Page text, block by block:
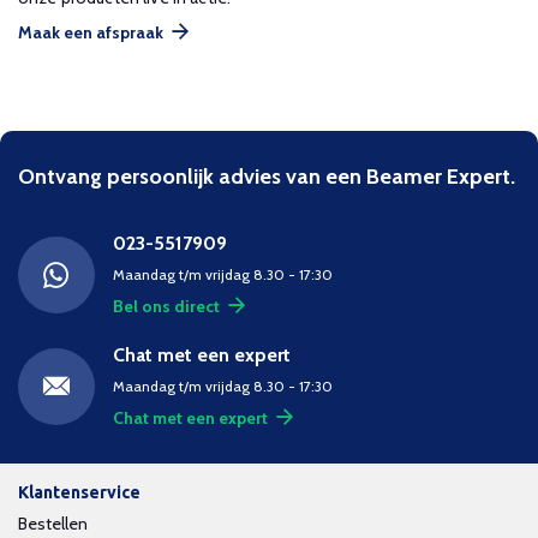
Maak een afspraak
Ontvang persoonlijk advies van een Beamer Expert.
023-5517909
Maandag t/m vrijdag 8.30 - 17:30
Bel ons direct
Chat met een expert
Maandag t/m vrijdag 8.30 - 17:30
Chat met een expert
Klantenservice
Bestellen